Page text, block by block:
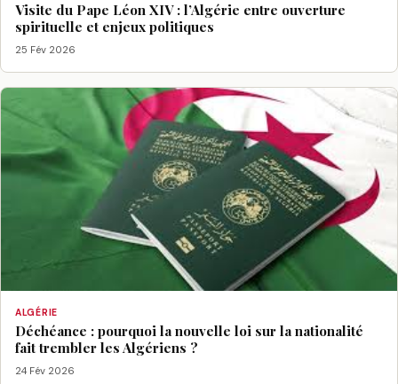
Visite du Pape Léon XIV : l’Algérie entre ouverture
spirituelle et enjeux politiques
25 Fév 2026
ALGÉRIE
Déchéance : pourquoi la nouvelle loi sur la nationalité
fait trembler les Algériens ?
24 Fév 2026